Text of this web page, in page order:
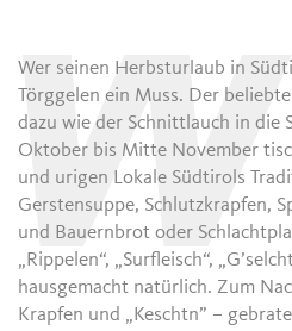
Wer seinen Herbsturlaub in
Törggelen ein Muss. Der
dazu wie der Schnittlauch in die
Oktober bis Mitte November
und urigen Lokale Südtirols
Gerstensuppe, Schlutzkrapfen,
und Bauernbrot oder
„Rippelen“, „Surfleisch“,
hausgemacht natürlich. Zum
Krapfen und „Keschtn” –